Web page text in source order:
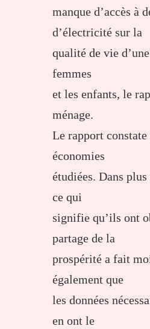
manque d’accès à
d’électricité sur la
qualité de vie
femmes
et les enfants, le
ménage.
Le rapport constate
économies
étudiées. Dans
ce qui
signifie qu’ils ont
partage de la
prospérité a fait
également que
les données
en ont le